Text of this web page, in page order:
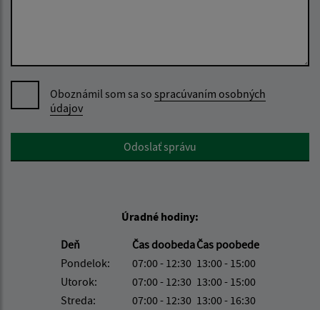
Oboznámil som sa so spracúvaním osobných
údajov
Google reCaptcha ResponseOdoslať správu
Úradné hodiny:
Deň
Čas doobedaČas poobede
Pondelok:
07:00 - 12:30 13:00 - 15:00
Utorok:
07:00 - 12:30 13:00 - 15:00
Streda:
07:00 - 12:30 13:00 - 16:30